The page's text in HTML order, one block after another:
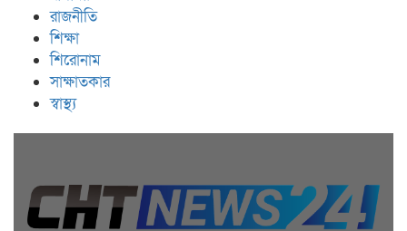
রাজনীতি
শিক্ষা
শিরোনাম
সাক্ষাতকার
স্বাস্থ্য